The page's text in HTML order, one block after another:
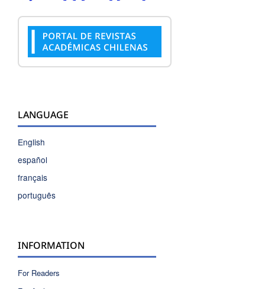
LANGUAGE
English
español
français
português
INFORMATION
For Readers